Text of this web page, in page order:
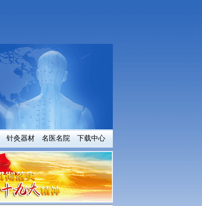
针灸器材 名医名院 下载中心